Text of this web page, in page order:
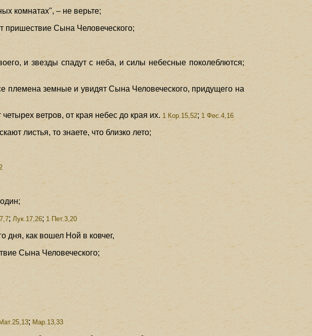
комнатах", – не верьте;
пришествие Сына Человеческого;
и звезды спадут с неба, и силы небесные поколеблются;
племена земные и увидят Сына Человеческого, придущего на
ветров, от края небес до края их. 1 Кор.15,52; 1 Фес.4,16
листья, то знаете, что близко лето;
;Лук.17,26; 1 Пет.3,20
дня, как вошел Ной в ковчег,
Сына Человеческого;
;Мар.13,33